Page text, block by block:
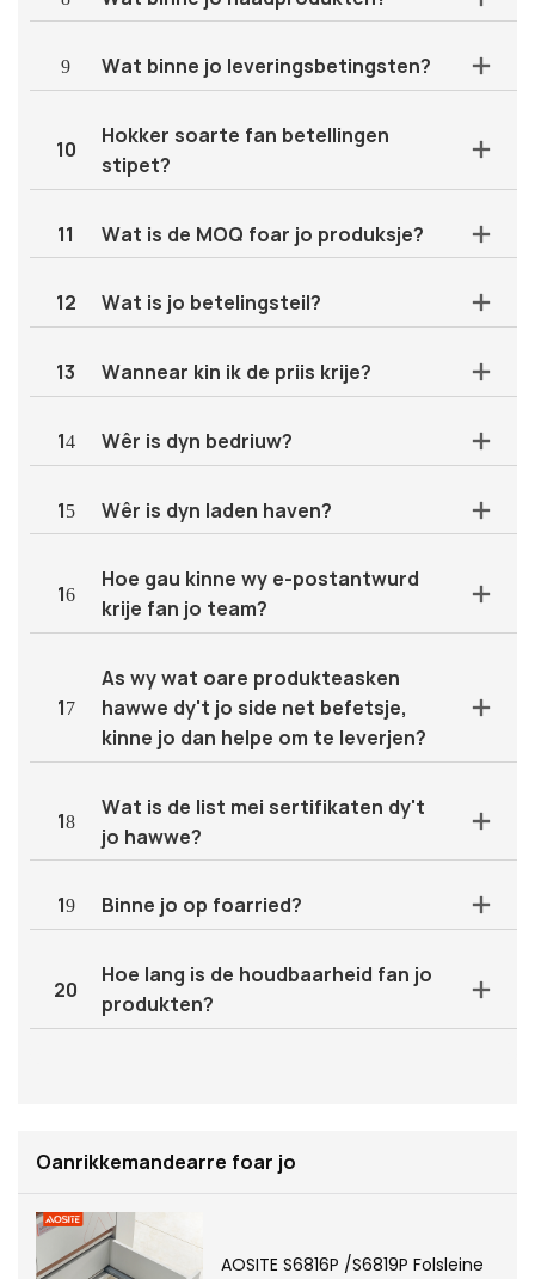
9 Wat binne jo leveringsbetingsten?
10
Hokker soarte fan betellingen
stipet?
11 Wat is de MOQ foar jo produksje?
12 Wat is jo betelingsteil?
13 Wannear kin ik de priis krije?
14 Wêr is dyn bedriuw?
15 Wêr is dyn laden haven?
16
Hoe gau kinne wy ​​​​e-postantwurd
krije fan jo team?
17
As wy wat oare produkteasken
hawwe dy't jo side net befetsje,
kinne jo dan helpe om te leverjen?
18
Wat is de list mei sertifikaten dy't
jo hawwe?
19 Binne jo op foarried?
20
Hoe lang is de houdbaarheid fan jo
produkten?
Oanrikkemandearre foar jo
AOSITE S6816P /S6819P Folsleine